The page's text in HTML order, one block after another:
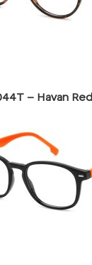
– Havan Red